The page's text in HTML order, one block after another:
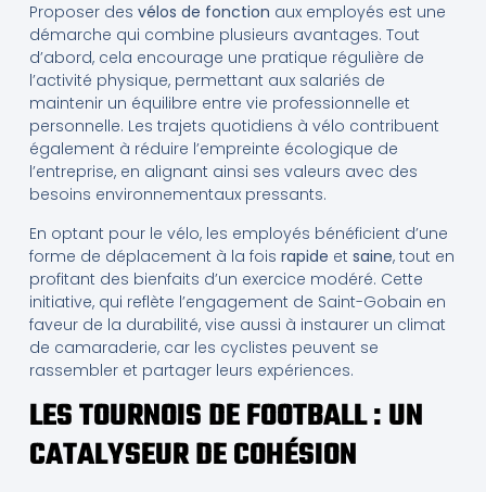
Proposer des vélos de fonction aux employés est une
démarche qui combine plusieurs avantages. Tout
d’abord, cela encourage une pratique régulière de
l’activité physique, permettant aux salariés de
maintenir un équilibre entre vie professionnelle et
personnelle. Les trajets quotidiens à vélo contribuent
également à réduire l’empreinte écologique de
l’entreprise, en alignant ainsi ses valeurs avec des
besoins environnementaux pressants.
En optant pour le vélo, les employés bénéficient d’une
forme de déplacement à la fois rapide et saine, tout en
profitant des bienfaits d’un exercice modéré. Cette
initiative, qui reflète l’engagement de Saint-Gobain en
faveur de la durabilité, vise aussi à instaurer un climat
de camaraderie, car les cyclistes peuvent se
rassembler et partager leurs expériences.
LES TOURNOIS DE FOOTBALL : UN
CATALYSEUR DE COHÉSION